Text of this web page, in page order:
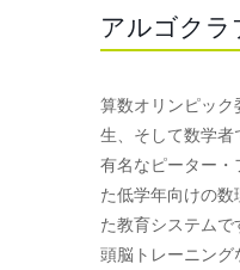
アルゴク
算数オリンピッ
生、そして数学者
有名なピーター・
た低学年向けの
た教育システムで
頭脳トレーニン